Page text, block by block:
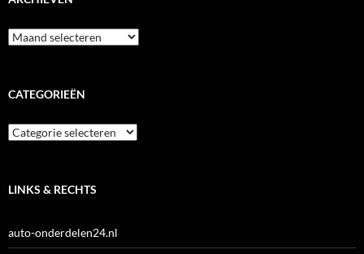
Archieven
CATEGORIEËN
Categorieën
LINKS & RECHTS
auto-onderdelen24.nl